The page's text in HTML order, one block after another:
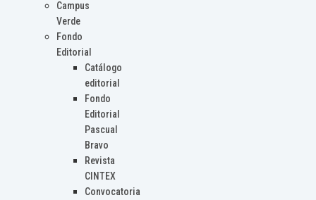
Campus
Verde
Fondo
Editorial
Catálogo
editorial
Fondo
Editorial
Pascual
Bravo
Revista
CINTEX
Convocatoria